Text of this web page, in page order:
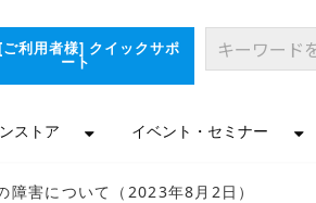
[ご利用者様] クイックサポ
ート
ストア イベント・セミナー
障害について（2023年8月2日）